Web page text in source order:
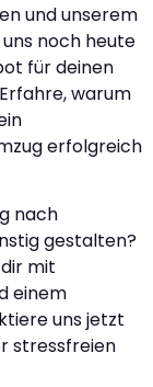
und unserem
noch heute
für deinen
warum
erfolgreich
nach
gestalten?
mit
einem
uns jetzt
stressfreien